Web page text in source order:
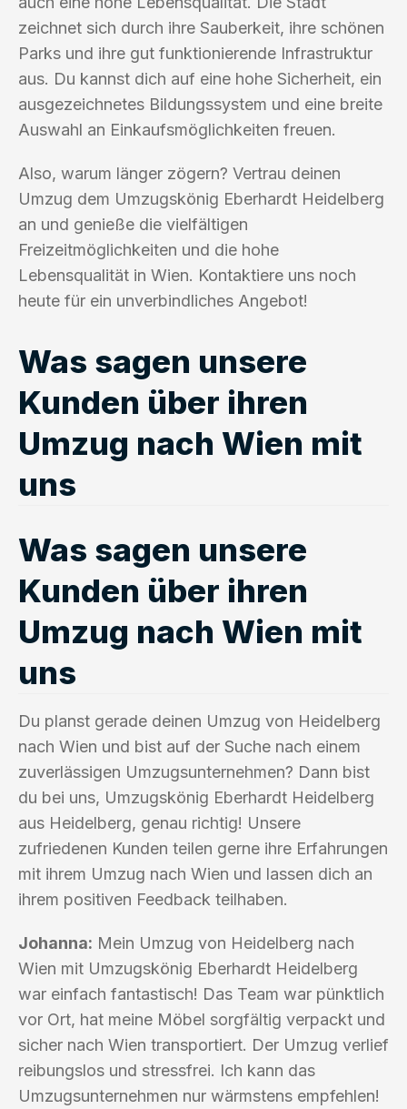
zeichnet sich durch ihre Sauberkeit, ihre schönen
Parks und ihre gut funktionierende Infrastruktur
aus. Du kannst dich auf eine hohe Sicherheit, ein
ausgezeichnetes Bildungssystem und eine breite
Auswahl an Einkaufsmöglichkeiten freuen.
Also, warum länger zögern? Vertrau deinen
Umzug dem Umzugskönig Eberhardt Heidelberg
an und genieße die vielfältigen
Freizeitmöglichkeiten und die hohe
Lebensqualität in Wien. Kontaktiere uns noch
heute für ein unverbindliches Angebot!
Was sagen unsere
Kunden über ihren
Umzug nach Wien mit
uns
Was sagen unsere
Kunden über ihren
Umzug nach Wien mit
uns
Du planst gerade deinen Umzug von Heidelberg
nach Wien und bist auf der Suche nach einem
zuverlässigen Umzugsunternehmen? Dann bist
du bei uns, Umzugskönig Eberhardt Heidelberg
aus Heidelberg, genau richtig! Unsere
zufriedenen Kunden teilen gerne ihre Erfahrungen
mit ihrem Umzug nach Wien und lassen dich an
ihrem positiven Feedback teilhaben.
Johanna: Mein Umzug von Heidelberg nach
Wien mit Umzugskönig Eberhardt Heidelberg
war einfach fantastisch! Das Team war pünktlich
vor Ort, hat meine Möbel sorgfältig verpackt und
sicher nach Wien transportiert. Der Umzug verlief
reibungslos und stressfrei. Ich kann das
Umzugsunternehmen nur wärmstens empfehlen!